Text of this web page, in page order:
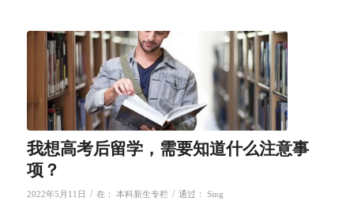
我想高考后留学，需要知道什么注意事
项？
2022年5月11日 / 在： 本科新生专栏 / 通过： Sing